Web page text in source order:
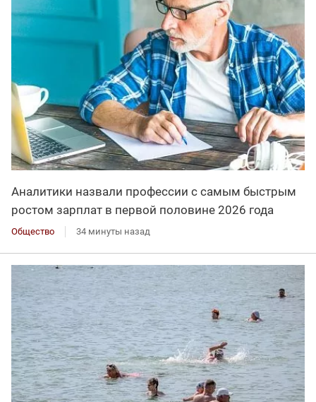
Аналитики назвали профессии с самым быстрым
ростом зарплат в первой половине 2026 года
Общество 34 минуты назад